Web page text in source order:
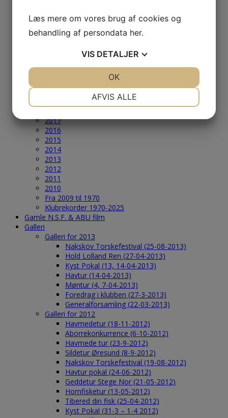
Årets Største & Klubrekorder
2026
2020
2017
2016
2015
2014
2013
2012
2011
2010
Fra 2009 til 1970
Klubrekorder 1970-2025
Gamle N.S.F. & ABU film
Galleri
Galleri for 2013
Nakskov Torskefestival (25-08-2013)
Hold Lolland Ren (27-04-2013)
Kyst Pokal (13, 14-04-2013)
Havtur (14-04-2013)
Møntur (4, 7-04-2013)
Foredrag i klubben (27-3-2013)
Generalforsamling (22-03-2013)
Galleri for 2012
Havmedetur (18-11-2012)
Aborrekonkurrence (6-10-2012)
Havmede tur (23-9-2012)
Sildetur Øresund (8-9-2012)
Nakskov Torskefestival (19-08-2012)
Havtur pokal (24-06-2012)
Geddetur Stege Nor (21-05-2012)
Hornfisketur (13-05-2012)
Tibered din fisk (25-04-2012)
Kyst Pokal (31-3 – 1-4 2012)
Læs mere om vores brug af cookies og
behandling af persondata her.
VIS DETALJER
MARKETING
AFVIS ALLE
OK